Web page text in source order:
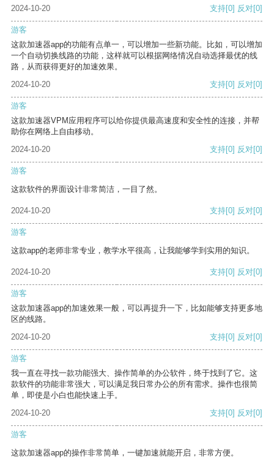
2024-10-20 支持[0] 反对[0]
游客
这款加速器app的功能有点单一，可以增加一些新功能。比如，可以增加
一个自动切换线路的功能，这样就可以根据网络情况自动选择最优的线
路，从而获得更好的加速效果。
2024-10-20
支持[0] 反对[0]
游客
这款加速器VPM应用程序可以给你提供最高速度和安全性的连接，并帮
助你在网络上自由移动。
2024-10-20
支持[0] 反对[0]
游客
这款软件的界面设计非常简洁，一目了然。
2024-10-20 支持[0] 反对[0]
游客
这款app的老师非常专业，教学水平很高，让我能够学到实用的知识。
2024-10-20 支持[0] 反对[0]
游客
这款加速器app的加速效果一般，可以再提升一下，比如能够支持更多地
区的线路。
2024-10-20
支持[0] 反对[0]
游客
我一直在寻找一款功能强大、操作简单的办公软件，终于找到了它。这
款软件的功能非常强大，可以满足我日常办公的所有需求。操作也很简
单，即使是小白也能快速上手。
2024-10-20
支持[0] 反对[0]
游客
这款加速器app的操作非常简单，一键加速就能开启，非常方便。